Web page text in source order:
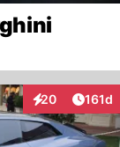
20
Interaktionen
161d